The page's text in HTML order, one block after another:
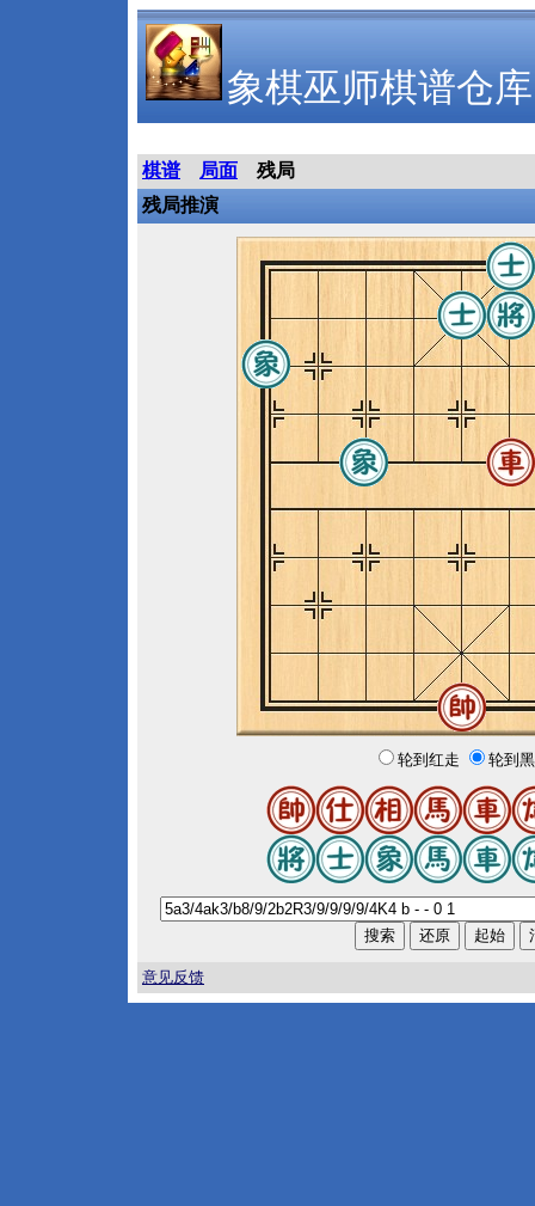
象棋巫师棋谱仓库
棋谱 局面
残局
残局推演
轮到红走 轮到
意见反馈